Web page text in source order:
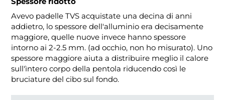
Avevo padelle TVS acquistate una decina di anni
addietro, lo spessore dell'alluminio era decisamente
maggiore, quelle nuove invece hanno spessore
intorno ai 2-2.5 mm. (ad occhio, non ho misurato). Uno
spessore maggiore aiuta a distribuire meglio il calore
sull'ìntero corpo della pentola riducendo così le
bruciature del cibo sul fondo.